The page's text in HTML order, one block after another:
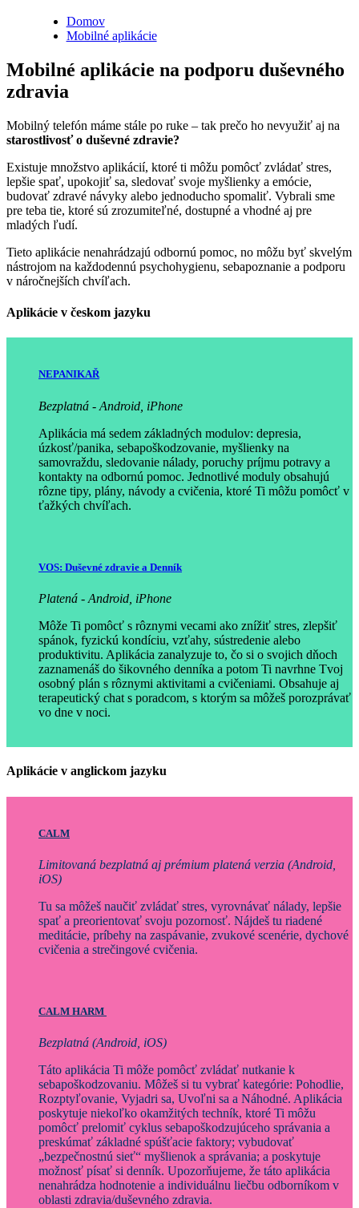
Domov
Mobilné aplikácie
Mobilné aplikácie na podporu duševného
zdravia
Mobilný telefón máme stále po ruke – tak prečo ho nevyužiť aj na
starostlivosť o duševné zdravie?
Existuje množstvo aplikácií, ktoré ti môžu pomôcť zvládať stres,
lepšie spať, upokojiť sa, sledovať svoje myšlienky a emócie,
budovať zdravé návyky alebo jednoducho spomaliť. Vybrali sme
pre teba tie, ktoré sú zrozumiteľné, dostupné a vhodné aj pre
mladých ľudí.
Tieto aplikácie nenahrádzajú odbornú pomoc, no môžu byť skvelým
nástrojom na každodennú psychohygienu, sebapoznanie a podporu
v náročnejších chvíľach.
Aplikácie v českom jazyku
NEPANIKAŘ
Bezplatná - Android, iPhone
Aplikácia má sedem základných modulov: depresia,
úzkosť/panika, sebapoškodzovanie, myšlienky na
samovraždu, sledovanie nálady, poruchy príjmu potravy a
kontakty na odbornú pomoc. Jednotlivé moduly obsahujú
rôzne tipy, plány, návody a cvičenia, ktoré Ti môžu pomôcť v
ťažkých chvíľach.
VOS: Duševné zdravie a Denník
Platená - Android, iPhone
Môže Ti pomôcť s rôznymi vecami ako znížiť stres, zlepšiť
spánok, fyzickú kondíciu, vzťahy, sústredenie alebo
produktivitu. Aplikácia zanalyzuje to, čo si o svojich dňoch
zaznamenáš do šikovného denníka a potom Ti navrhne Tvoj
osobný plán s rôznymi aktivitami a cvičeniami. Obsahuje aj
terapeutický chat s poradcom, s ktorým sa môžeš porozprávať
vo dne v noci.
Aplikácie v anglickom jazyku
CALM
Limitovaná bezplatná aj prémium platená verzia (Android,
iOS)
Tu sa môžeš naučiť zvládať stres, vyrovnávať nálady, lepšie
spať a preorientovať svoju pozornosť. Nájdeš tu riadené
meditácie, príbehy na zaspávanie, zvukové scenérie, dychové
cvičenia a strečingové cvičenia.
CALM HARM
Bezplatná (Android, iOS)
Táto aplikácia Ti môže pomôcť zvládať nutkanie k
sebapoškodzovaniu. Môžeš si tu vybrať kategórie: Pohodlie,
Rozptyľovanie, Vyjadri sa, Uvoľni sa a Náhodné. Aplikácia
poskytuje niekoľko okamžitých techník, ktoré Ti môžu
pomôcť prelomiť cyklus sebapoškodzujúceho správania a
preskúmať základné spúšťacie faktory; vybudovať
„bezpečnostnú sieť“ myšlienok a správania; a poskytuje
možnosť písať si denník. Upozorňujeme, že táto aplikácia
nenahrádza hodnotenie a individuálnu liečbu odborníkom v
oblasti zdravia/duševného zdravia.